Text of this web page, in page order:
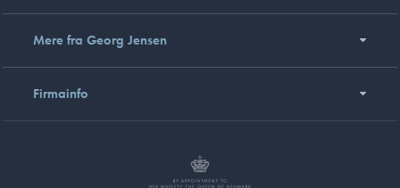
Mere fra Georg Jensen
Firmainfo